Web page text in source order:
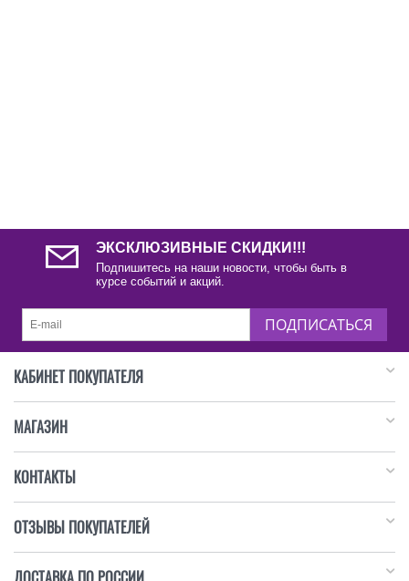
ЭКСКЛЮЗИВНЫЕ СКИДКИ!!!
Подпишитесь на наши новости, чтобы быть в
курсе событий и акций.
ПОДПИСАТЬСЯ
КАБИНЕТ ПОКУПАТЕЛЯ
МАГАЗИН
КОНТАКТЫ
ОТЗЫВЫ ПОКУПАТЕЛЕЙ